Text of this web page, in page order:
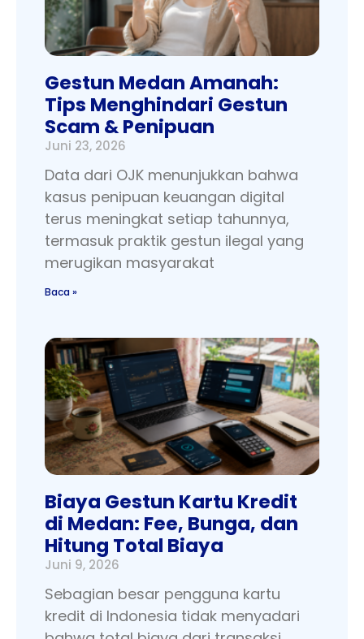
Gestun Medan Amanah:
Tips Menghindari Gestun
Scam & Penipuan
Juni 23, 2026
Data dari OJK menunjukkan bahwa
kasus penipuan keuangan digital
terus meningkat setiap tahunnya,
termasuk praktik gestun ilegal yang
merugikan masyarakat
Baca »
Biaya Gestun Kartu Kredit
di Medan: Fee, Bunga, dan
Hitung Total Biaya
Juni 9, 2026
Sebagian besar pengguna kartu
kredit di Indonesia tidak menyadari